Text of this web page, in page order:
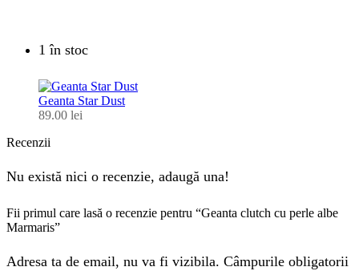
1 în stoc
Geanta Star Dust
89.00 lei
Recenzii
Nu există nici o recenzie, adaugă una!
Fii primul care lasă o recenzie pentru “Geanta clutch cu perle albe
Marmaris”
Adresa ta de email, nu va fi vizibila. Câmpurile obligatorii